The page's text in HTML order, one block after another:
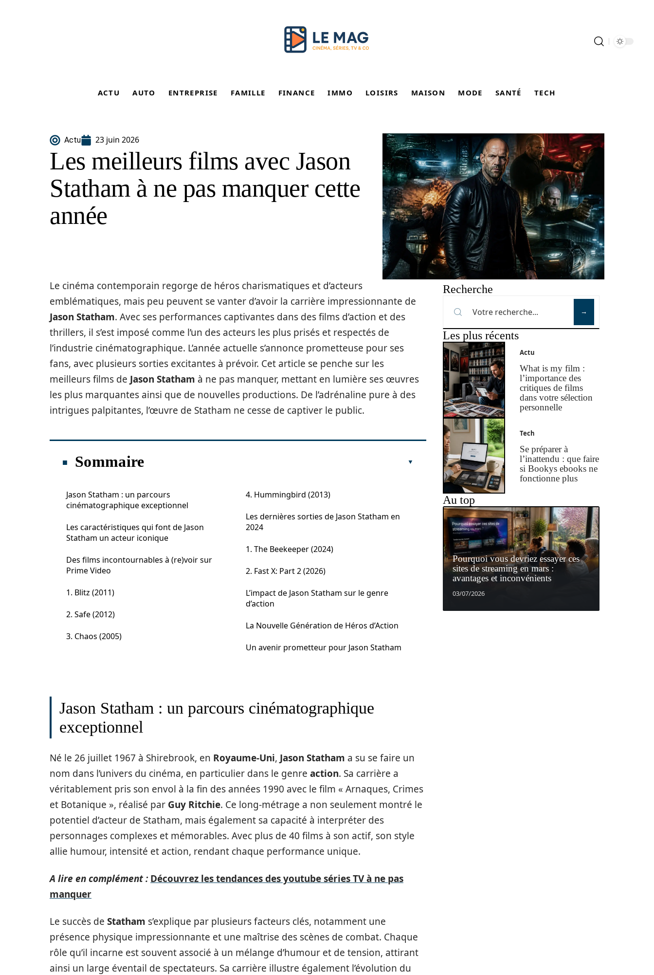
ACTU AUTO ENTREPRISE FAMILLE FINANCE IMMO LOISIRS MAISON MODE SANTÉ TECH
Actu 23 juin 2026
Les meilleurs films avec Jason
Statham à ne pas manquer cette
année
Le cinéma contemporain regorge de héros charismatiques et d’acteurs
emblématiques, mais peu peuvent se vanter d’avoir la carrière impressionnante de
Jason Statham. Avec ses performances captivantes dans des films d’action et des
thrillers, il s’est imposé comme l’un des acteurs les plus prisés et respectés de
l’industrie cinématographique. L’année actuelle s’annonce prometteuse pour ses
fans, avec plusieurs sorties excitantes à prévoir. Cet article se penche sur les
meilleurs films de Jason Statham à ne pas manquer, mettant en lumière ses œuvres
les plus marquantes ainsi que de nouvelles productions. De l’adrénaline pure à des
intrigues palpitantes, l’œuvre de Statham ne cesse de captiver le public.
Sommaire
Jason Statham : un parcours
cinématographique exceptionnel
Les caractéristiques qui font de Jason
Statham un acteur iconique
Des films incontournables à (re)voir sur
Prime Video
1. Blitz (2011)
2. Safe (2012)
3. Chaos (2005)
4. Hummingbird (2013)
Les dernières sorties de Jason Statham en
2024
1. The Beekeeper (2024)
2. Fast X: Part 2 (2026)
L’impact de Jason Statham sur le genre
d’action
La Nouvelle Génération de Héros d’Action
Un avenir prometteur pour Jason Statham
Jason Statham : un parcours cinématographique
exceptionnel
Né le 26 juillet 1967 à Shirebrook, en Royaume-Uni, Jason Statham a su se faire un
nom dans l’univers du cinéma, en particulier dans le genre action. Sa carrière a
véritablement pris son envol à la fin des années 1990 avec le film « Arnaques, Crimes
et Botanique », réalisé par Guy Ritchie. Ce long-métrage a non seulement montré le
potentiel d’acteur de Statham, mais également sa capacité à interpréter des
personnages complexes et mémorables. Avec plus de 40 films à son actif, son style
allie humour, intensité et action, rendant chaque performance unique.
A lire en complément : Découvrez les tendances des youtube séries TV à ne pas
manquer
Le succès de Statham s’explique par plusieurs facteurs clés, notamment une
présence physique impressionnante et une maîtrise des scènes de combat. Chaque
rôle qu’il incarne est souvent associé à un mélange d’humour et de tension, attirant
ainsi un large éventail de spectateurs. Sa carrière illustre également l’évolution du
Recherche
Les plus récents
Actu
What is my film :
l’importance des
critiques de films
dans votre sélection
personnelle
Tech
Se préparer à
l’inattendu : que faire
si Bookys ebooks ne
fonctionne plus
Au top
Pourquoi vous devriez essayer ces
sites de streaming en mars :
avantages et inconvénients
03/07/2026